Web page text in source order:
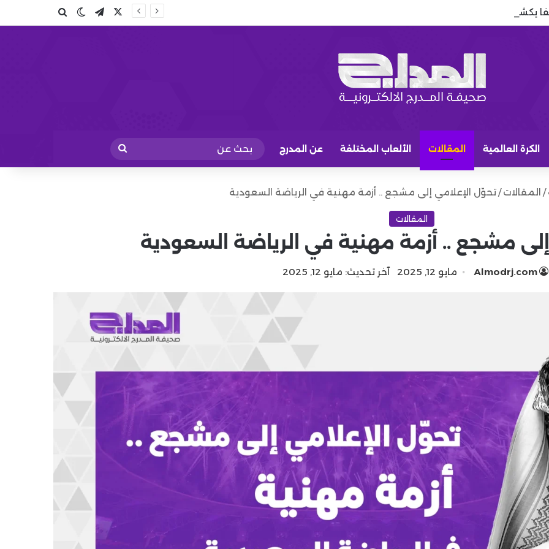
يكشف كيف سيخدم مشروع ريال مدريد تيلقرامالوضع المظلم
بحث عن
الكرة العالمية المقالات الألعاب المختلفة عن المدرج
بحث
عن
/ المقالات /تحوّل الإعلامي إلى مشجع .. أزمة مهنية في الرياضة السعودية
المقالات
مشجع .. أزمة مهنية في الرياضة السعودية
Almodrj.com مايو 12, 2025 آخر تحديث: مايو 12, 2025